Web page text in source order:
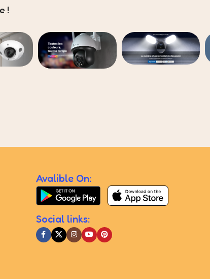
!
Avalible On:
Social links: